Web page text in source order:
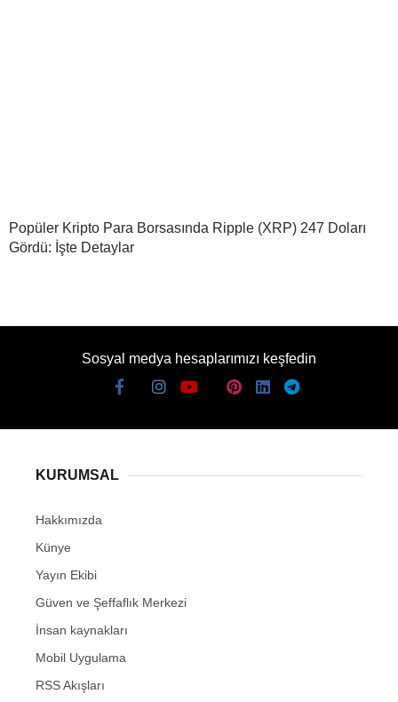
Popüler Kripto Para Borsasında Ripple (XRP) 247 Doları
Gördü: İşte Detaylar
Sosyal medya hesaplarımızı keşfedin
KURUMSAL
Hakkımızda
Künye
Yayın Ekibi
Güven ve Şeffaflık Merkezi
İnsan kaynakları
Mobil Uygulama
RSS Akışları